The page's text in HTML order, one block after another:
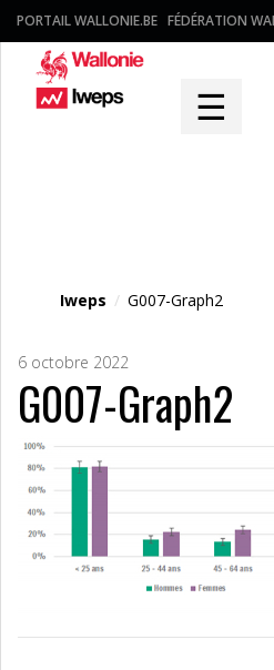
PORTAIL WALLONIE.BE FÉDÉRATION
☰
Iweps / G007-Graph2
6 octobre 2022
G007-Graph2